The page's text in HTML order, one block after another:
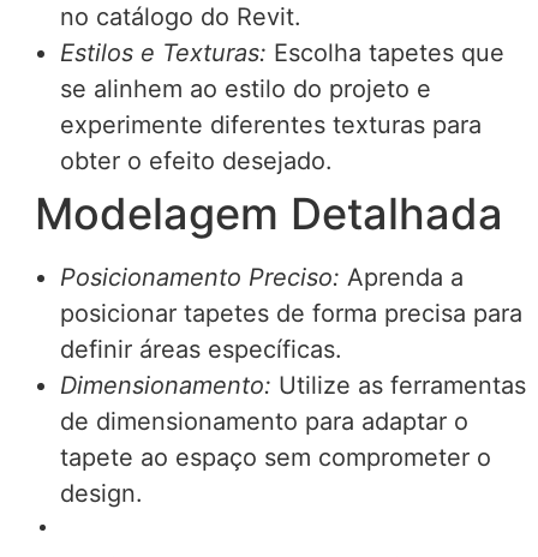
no catálogo do Revit.
Estilos e Texturas: Escolha tapetes que
se alinhem ao estilo do projeto e
experimente diferentes texturas para
obter o efeito desejado.
Modelagem Detalhada
Posicionamento Preciso: Aprenda a
posicionar tapetes de forma precisa para
definir áreas específicas.
Dimensionamento: Utilize as ferramentas
de dimensionamento para adaptar o
tapete ao espaço sem comprometer o
design.